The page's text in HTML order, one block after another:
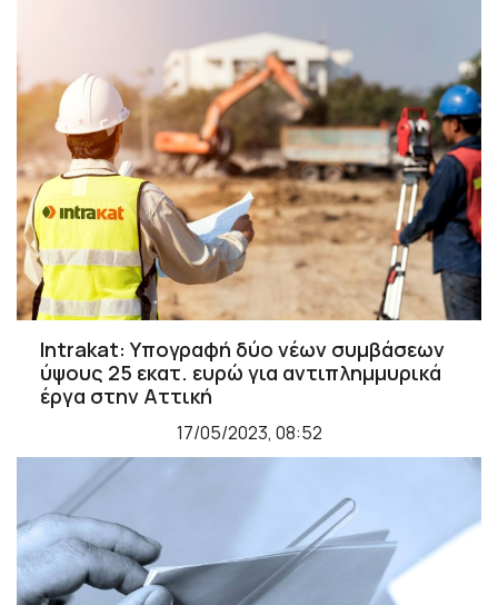
Intrakat: Υπογραφή δύο νέων συμβάσεων
ύψους 25 εκατ. ευρώ για αντιπλημμυρικά
έργα στην Αττική
17/05/2023, 08:52